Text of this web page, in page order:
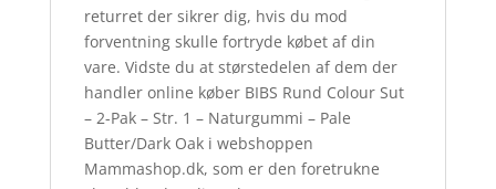
returret der sikrer dig, hvis du mod
forventning skulle fortryde købet af din
vare. Vidste du at størstedelen af dem der
handler online køber BIBS Rund Colour Sut
– 2-Pak – Str. 1 – Naturgummi – Pale
Butter/Dark Oak i webshoppen
Mammashop.dk, som er den foretrukne